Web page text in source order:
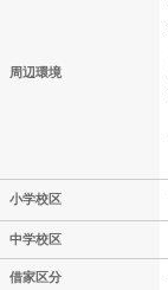
周辺環境
小学校区
中学校区
借家区分